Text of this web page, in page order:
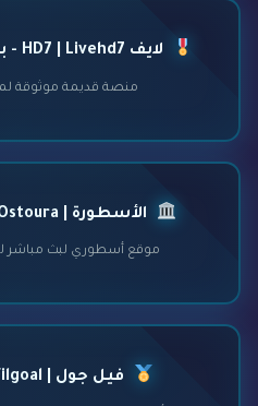
لايف HD7 | Livehd7 - بث مباشر بدون تقطيع
منصة قديمة موثوقة
الأسطورة | Al Ostoura - بث مباشر لايف
موقع أسطوري لبث مباشر
فيل جول | Filgoal - أخبار ومباريات